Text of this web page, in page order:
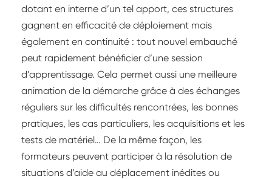
dotant en interne d’un tel apport, ces structures
gagnent en efficacité de déploiement mais
également en continuité : tout nouvel embauché
peut rapidement bénéficier d’une session
d’apprentissage. Cela permet aussi une meilleure
animation de la démarche grâce à des échanges
réguliers sur les difficultés rencontrées, les bonnes
pratiques, les cas particuliers, les acquisitions et les
tests de matériel… De la même façon, les
formateurs peuvent participer à la résolution de
situations d’aide au déplacement inédites ou